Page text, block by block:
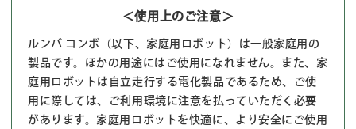
＜使用上のご注意＞
ルンバ コンボ（以下、家庭用ロボット）は一般家庭用の
製品です。ほかの用途にはご使用になれません。また、家
庭用ロボットは自立走行する電化製品であるため、ご使
用に際しては、ご利用環境に注意を払っていただく必要
があります。家庭用ロボットを快適に、より安全にご使用